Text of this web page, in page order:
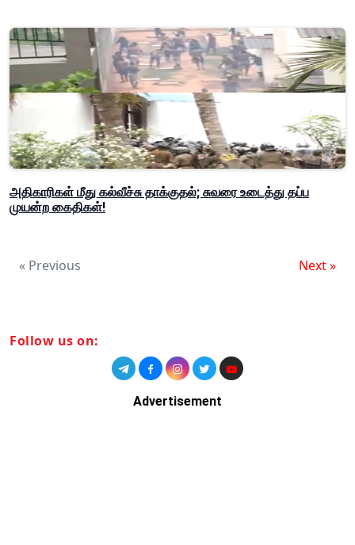
அதிகாரிகள் மீது கல்வீச்சு தாக்குதல்; சுவரை உடைத்து தப்ப
முயன்ற கைதிகள்!
« Previous Next »
Follow us on:
Advertisement